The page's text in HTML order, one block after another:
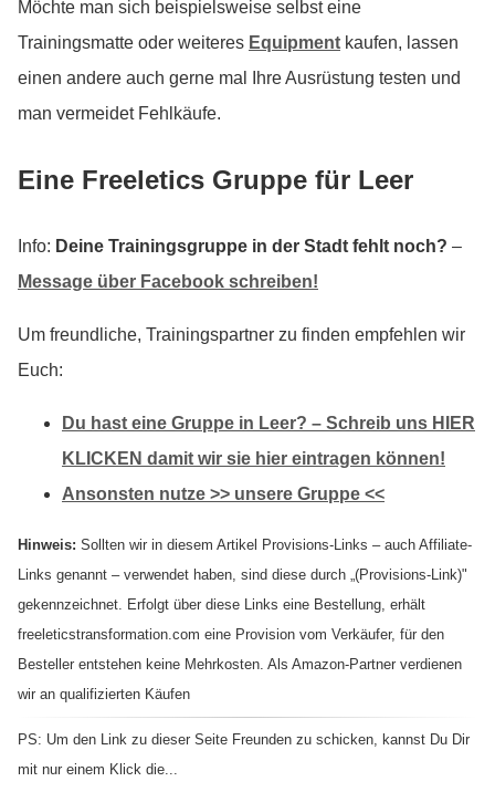
Möchte man sich beispielsweise selbst eine
Trainingsmatte oder weiteres Equipment kaufen, lassen
einen andere auch gerne mal Ihre Ausrüstung testen und
man vermeidet Fehlkäufe.
Eine Freeletics Gruppe für Leer
Info: Deine Trainingsgruppe in der Stadt fehlt noch? –
Message über Facebook schreiben!
Um freundliche, Trainingspartner zu finden empfehlen wir
Euch:
Du hast eine Gruppe in Leer? – Schreib uns HIER
KLICKEN damit wir sie hier eintragen können!
Ansonsten nutze >> unsere Gruppe <<
Hinweis: Sollten wir in diesem Artikel Provisions-Links – auch Affiliate-
Links genannt – verwendet haben, sind diese durch „(Provisions-Link)"
gekennzeichnet. Erfolgt über diese Links eine Bestellung, erhält
freeleticstransformation.com eine Provision vom Verkäufer, für den
Besteller entstehen keine Mehrkosten. Als Amazon-Partner verdienen
wir an qualifizierten Käufen
PS: Um den Link zu dieser Seite Freunden zu schicken, kannst Du Dir
mit nur einem Klick die...